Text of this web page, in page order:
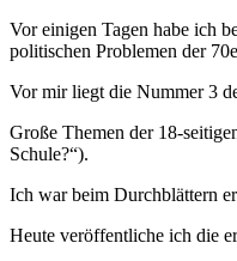
Vor einigen Tagen habe ich
politischen Problemen der
Vor mir liegt die Nummer 3
Große Themen der 18-
Schule?“).
Ich war beim Durchblättern
Heute veröffentliche ich die